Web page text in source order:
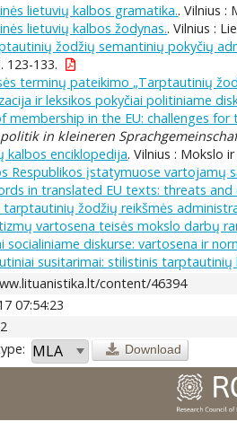
lietuvių kalbos gramatika.. Vilnius :
lietuvių kalbos žodynas.. Vilnius :
žodžių semantinių pokyčių
123-133.
terminų pateikimo „Tarptautinių
ir leksikos pokyčiai politiniame
membership in the EU: challenges
in kleineren
kalbos enciklopedija. Vilnius : Mokslo
Respublikos įstatymuose vartojamų
in translated EU texts: threats
tarptautinių žodžių reikšmės
vartosena teisės mokslo darbų
socialiniame diskurse: vartosena ir
susitarimai: stilistinis
content/46394
07:54:23
Download